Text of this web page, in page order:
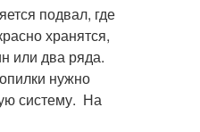
подвал, где
хранятся,
или два ряда.
нужно
систему. На